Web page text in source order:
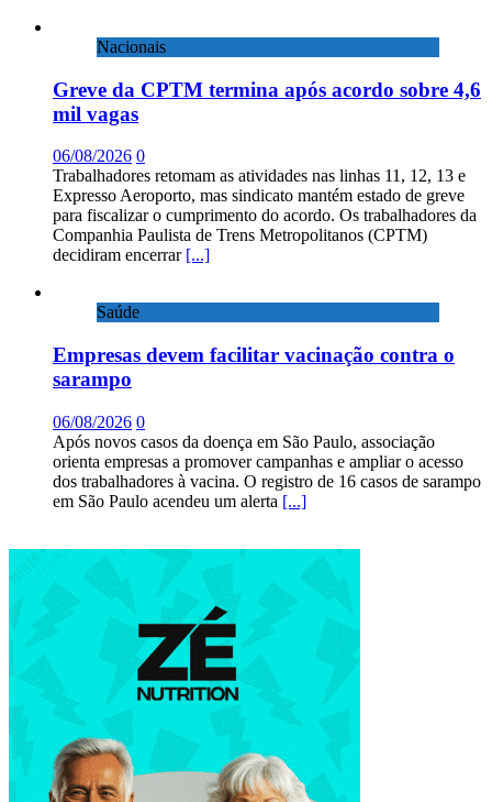
Nacionais
Greve da CPTM termina após acordo sobre 4,6
mil vagas
06/08/2026 0
Trabalhadores retomam as atividades nas linhas 11, 12, 13 e
Expresso Aeroporto, mas sindicato mantém estado de greve
para fiscalizar o cumprimento do acordo. Os trabalhadores da
Companhia Paulista de Trens Metropolitanos (CPTM)
decidiram encerrar [...]
Saúde
Empresas devem facilitar vacinação contra o
sarampo
06/08/2026 0
Após novos casos da doença em São Paulo, associação
orienta empresas a promover campanhas e ampliar o acesso
dos trabalhadores à vacina. O registro de 16 casos de sarampo
em São Paulo acendeu um alerta [...]